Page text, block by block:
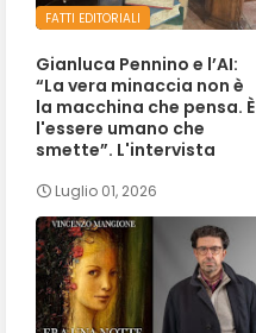
FATTI EDITORIALI
Gianluca Pennino e l’AI:
“La vera minaccia non è
la macchina che pensa. È
l'essere umano che
smette”. L'intervista
Luglio 01, 2026